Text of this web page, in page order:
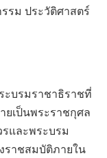
รม ประวัติศาสตร์
ะบรมราชาธิราชที่
ยเป็นพระราชกุศล
และพระบรม
ราชสมบัติภายใน